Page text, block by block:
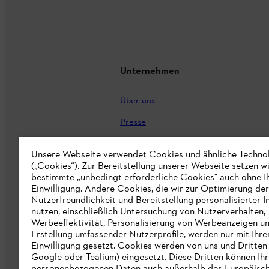
Unternehmen
Über uns
Presse
STIHL Markenshop
Nachhaltigkeit
STIHL Hinweisgebersystem
Informationen für Lieferunternehmen
Erklärung zur Barrierefreiheit
Unsere Webseite verwendet Cookies und ähnliche
(„Cookies“). Zur Bereitstellung unserer Webseite setzen
bestimmte „unbedingt erforderliche Cookies" auch ohne
Einwilligung. Andere Cookies, die wir zur Optimierung der
Nutzerfreundlichkeit und Bereitstellung personalisierter
nutzen, einschließlich Untersuchung von Nutzerverhalten,
Werbeeffektivität, Personalisierung von Werbeanzeigen
Erstellung umfassender Nutzerprofile, werden nur mit
Einwilligung gesetzt. Cookies werden von uns und Dritten
Google oder Tealium) eingesetzt. Diese Dritten können